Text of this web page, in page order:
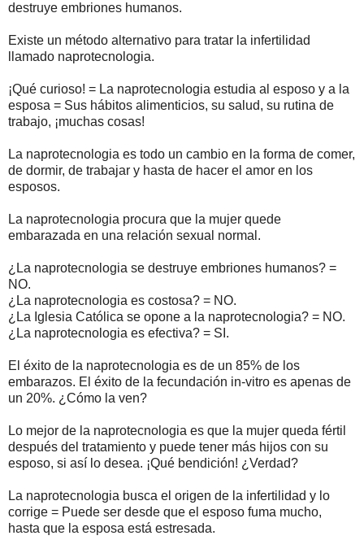
destruye embriones humanos.
Existe un método alternativo para tratar la infertilidad
llamado naprotecnologia.
¡Qué curioso! = La naprotecnologia estudia al esposo y a la
esposa = Sus hábitos alimenticios, su salud, su rutina de
trabajo, ¡muchas cosas!
La naprotecnologia es todo un cambio en la forma de comer,
de dormir, de trabajar y hasta de hacer el amor en los
esposos.
La naprotecnologia procura que la mujer quede
embarazada en una relación sexual normal.
¿La naprotecnologia se destruye embriones humanos? =
NO.
¿La naprotecnologia es costosa? = NO.
¿La Iglesia Católica se opone a la naprotecnologia? = NO.
¿La naprotecnologia es efectiva? = SI.
El éxito de la naprotecnologia es de un 85% de los
embarazos. El éxito de la fecundación in-vitro es apenas de
un 20%. ¿Cómo la ven?
Lo mejor de la naprotecnologia es que la mujer queda fértil
después del tratamiento y puede tener más hijos con su
esposo, si así lo desea. ¡Qué bendición! ¿Verdad?
La naprotecnologia busca el origen de la infertilidad y lo
corrige = Puede ser desde que el esposo fuma mucho,
hasta que la esposa está estresada.